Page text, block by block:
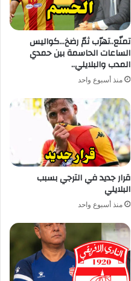
تمنّع..تهرّب ثمّ رضخ…كواليس
الساعات الحاسمة بين حمدي
المدب والبلايلي..
منذ أسبوع واحد
قرار جديد في الترجي بسبب
البلايلي
منذ أسبوع واحد